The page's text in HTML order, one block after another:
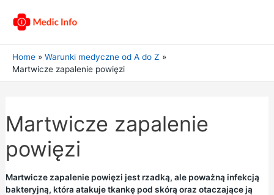
Home
Warunki medyczne od A do Z
Martwicze zapalenie powięzi
Martwicze zapalenie
powięzi
Martwicze zapalenie powięzi jest rzadką, ale poważną infekcją
bakteryjną, która atakuje tkankę pod skórą oraz otaczające ją